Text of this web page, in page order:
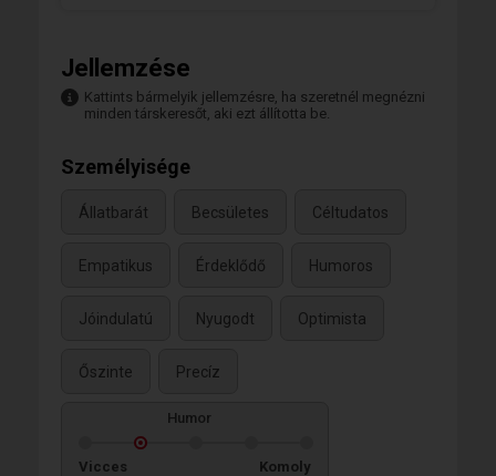
Jellemzése
Kattints bármelyik jellemzésre, ha szeretnél megnézni
minden társkeresőt, aki ezt állította be.
Személyisége
Állatbarát Becsületes Céltudatos
Empatikus Érdeklődő Humoros
Jóindulatú Nyugodt Optimista
Őszinte Precíz
Humor
Vicces Komoly